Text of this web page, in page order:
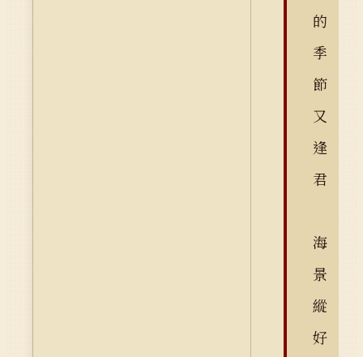
的
季
節
又
逢
君
海
景
縱
好